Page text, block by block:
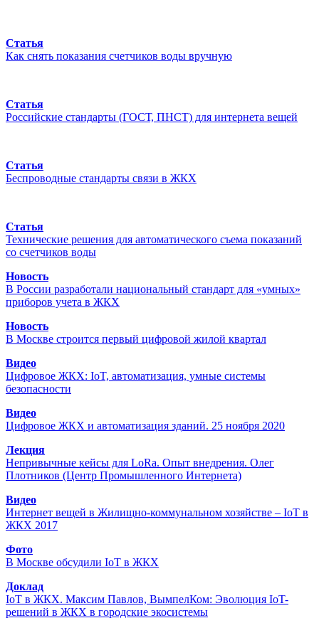
Статья
Как снять показания счетчиков воды вручную
Статья
Российские стандарты (ГОСТ, ПНСТ) для интернета вещей
Статья
Беспроводные стандарты связи в ЖКХ
Статья
Технические решения для автоматического съема показаний
со счетчиков воды
Новость
В России разработали национальный стандарт для «умных»
приборов учета в ЖКХ
Новость
В Москве строится первый цифровой жилой квартал
Видео
Цифровое ЖКХ: IoT, автоматизация, умные системы
безопасности
Видео
Цифровое ЖКХ и автоматизация зданий. 25 ноября 2020
Лекция
Непривычные кейсы для LoRa. Опыт внедрения. Олег
Плотников (Центр Промышленного Интернета)
Видео
Интернет вещей в Жилищно-коммунальном хозяйстве – IoT в
ЖКХ 2017
Фото
В Москве обсудили IoT в ЖКХ
Доклад
IoT в ЖКХ. Максим Павлов, ВымпелКом: Эволюция IoT-
решений в ЖКХ в городские экосистемы